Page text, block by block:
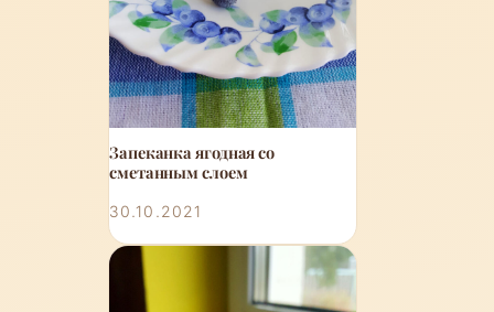
Запеканка ягодная со
сметанным слоем
30.10.2021